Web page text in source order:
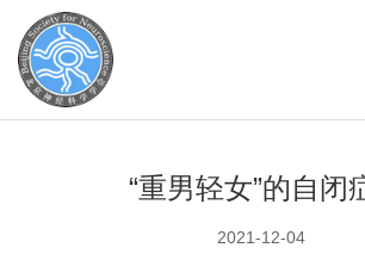
“重男轻女”的自闭
2021-12-04